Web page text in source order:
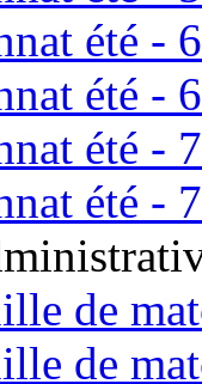
été -
été -
été -
été -
de
de